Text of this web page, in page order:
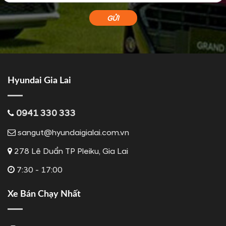
Hyundai Gia Lai
0941 330 333
sangut@hyundaigialai.com.vn
278 Lê Duẩn TP Pleiku, Gia Lai
7:30 - 17:00
Xe Bán Chạy Nhất